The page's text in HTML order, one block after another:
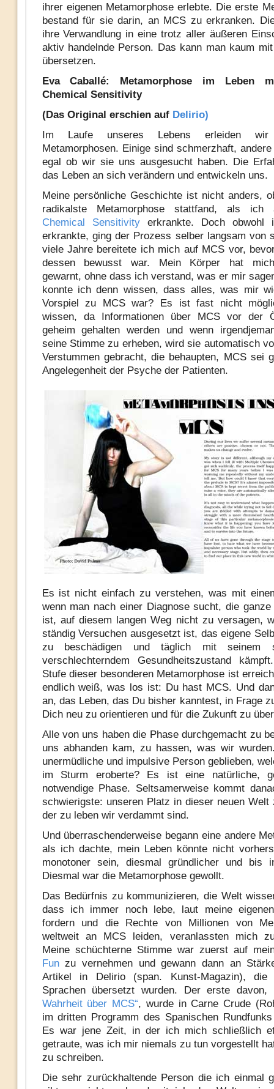
ihrer eigenen Metamorphose erlebte. Die erste
bestand für sie darin, an MCS zu erkranken.
ihre Verwandlung in eine trotz aller äußeren
aktiv handelnde Person. Das kann man kaum
übersetzen.
Eva Caballé: Metamorphose im Leben
Chemical Sensitivity
(Das Original erschien auf Delirio)
Im Laufe unseres Lebens erleiden wir
Metamorphosen. Einige sind schmerzhaft,
egal ob wir sie uns ausgesucht haben. Die
das Leben an sich verändern und entwickeln uns.
Meine persönliche Geschichte ist nicht anders,
radikalste Metamorphose stattfand, als
Chemical Sensitivityerkrankte. Doch obwohl
erkrankte, ging der Prozess selber langsam von
viele Jahre bereitete ich mich auf MCS vor,
dessen bewusst war. Mein Körper hat
gewarnt, ohne dass ich verstand, was er mir
konnte ich denn wissen, dass alles, was mir
Vorspiel zu MCS war? Es ist fast nicht
wissen, da Informationen über MCS vor der
geheim gehalten werden und wenn
seine Stimme zu erheben, wird sie automatisch
Verstummen gebracht, die behaupten, MCS sei
Angelegenheit der Psyche der Patienten.
Es ist nicht einfach zu verstehen, was mit
wenn man nach einer Diagnose sucht, die
ist, auf diesem langen Weg nicht zu versagen,
ständig Versuchen ausgesetzt ist, das eigene
zu beschädigen und täglich mit seinem
verschlechterndem Gesundheitszustand
Stufe dieser besonderen Metamorphose ist
endlich weiß, was los ist: Du hast MCS. Und
an, das Leben, das Du bisher kanntest, in Frage
Dich neu zu orientieren und für die Zukunft zu
Alle von uns haben die Phase durchgemacht zu
uns abhanden kam, zu hassen, was wir
unermüdliche und impulsive Person geblieben,
im Sturm eroberte? Es ist eine natürliche,
notwendige Phase. Seltsamerweise kommt
schwierigste: unseren Platz in dieser neuen Welt
der zu leben wir verdammt sind.
Und überraschenderweise begann eine andere
als ich dachte, mein Leben könnte nicht
monotoner sein, diesmal gründlicher und bis
Diesmal war die Metamorphose gewollt.
Das Bedürfnis zu kommunizieren, die Welt
dass ich immer noch lebe, laut meine
fordern und die Rechte von Millionen von
weltweit an MCS leiden, veranlassten mich
Meine schüchterne Stimme war zuerst auf
Funzu vernehmen und gewann dann an
Artikel in Delirio (span. Kunst-Magazin), die
Sprachen übersetzt wurden. Der erste davon,
Wahrheit über MCS“, wurde in Carne Crude
im dritten Programm des Spanischen
Es war jene Zeit, in der ich mich schließlich
getraute, was ich mir niemals zu tun vorgestellt
zu schreiben.
Die sehr zurückhaltende Person die ich einmal